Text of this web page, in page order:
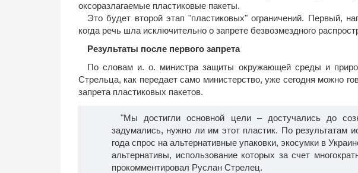
оксоразлагаемые пластиковые пакеты.
Это будет второй этап "пластиковых" ограничений. Первый,
когда речь шла исключительно о запрете безвозмездного
Результаты после первого запрета
По словам и. о. министра защиты окружающей среды и
Стрельца, как передает само министерство, уже сегодня можно
запрета пластиковых пакетов.
"Мы достигли основной цели – достучались до
задумались, нужно ли им этот пластик. По результатам
года спрос на альтернативные упаковки, экосумки в
альтернативы, использование которых за счет
прокомментировал Руслан Стрелец.